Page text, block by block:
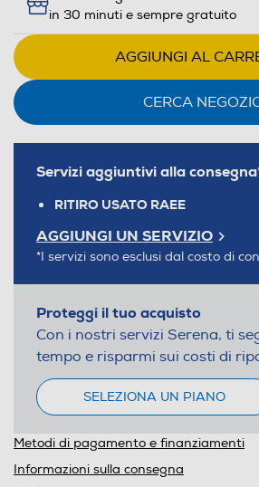
in 30 minuti e sempre gratuito
AGGIUNGI AL
CERCA
Servizi aggiuntivi alla
RITIRO USATO RAEE
AGGIUNGI UN SERVIZIO
*I servizi sono esclusi dal costo di
Proteggi il tuo acquisto
Con i nostri servizi Serena, ti
tempo e risparmi sui costi di
SELEZIONA UN PIANO
Metodi di pagamento e finanziamenti
Informazioni sulla consegna